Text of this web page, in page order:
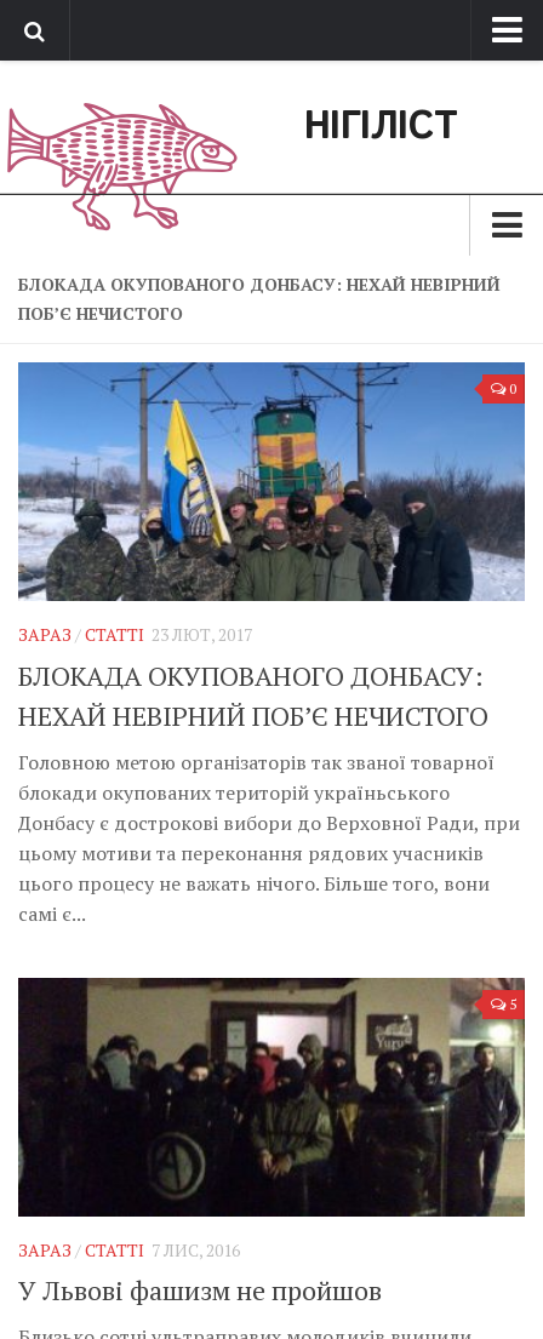
Обратная связь
Поддержать сайт
НІГІЛІСТ
Зараз
Минуле
Позиція
Belles lettres
Агітатор
Музика революції
Візуальне
Научпоп
Головне
Цитати
Inter/antinational
БЛОКАДА ОКУПОВАНОГО ДОНБАСУ: НЕХАЙ НЕВІРНИЙ
ПОБ’Є НЕЧИСТОГО
0
ЗАРАЗ /СТАТТІ 23 ЛЮТ, 2017
БЛОКАДА ОКУПОВАНОГО ДОНБАСУ:
НЕХАЙ НЕВІРНИЙ ПОБ’Є НЕЧИСТОГО
Головною метою організаторів так званої товарної
блокади окупованих територій україньського
Донбасу є дострокові вибори до Верховної Ради, при
цьому мотиви та переконання рядових учасників
цього процесу не важать нічого. Більше того, вони
самі є...
5
ЗАРАЗ /СТАТТІ 7 ЛИС, 2016
У Львові фашизм не пройшов